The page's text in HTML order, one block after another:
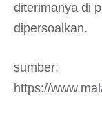
diterimanya di
dipersoalkan.
sumber:
https://